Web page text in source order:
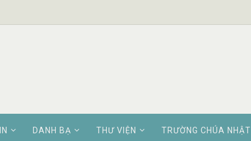
DANH BẠ THƯ VIỆN TRƯỜNG CHÚA NHẬT